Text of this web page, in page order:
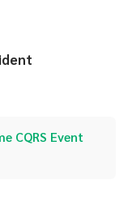
CQRS Event